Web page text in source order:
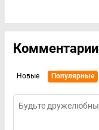
Комментарии
Новые Популярные